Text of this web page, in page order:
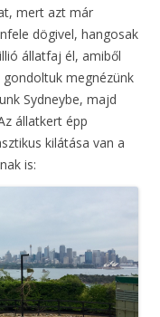
mert azt már
dögivel, hangosak
állatfaj él, amiből
megnézünk
Sydneybe, majd
állatkert épp
kilátása van a
is: